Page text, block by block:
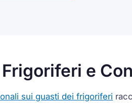
e
sui guasti dei frigoriferi